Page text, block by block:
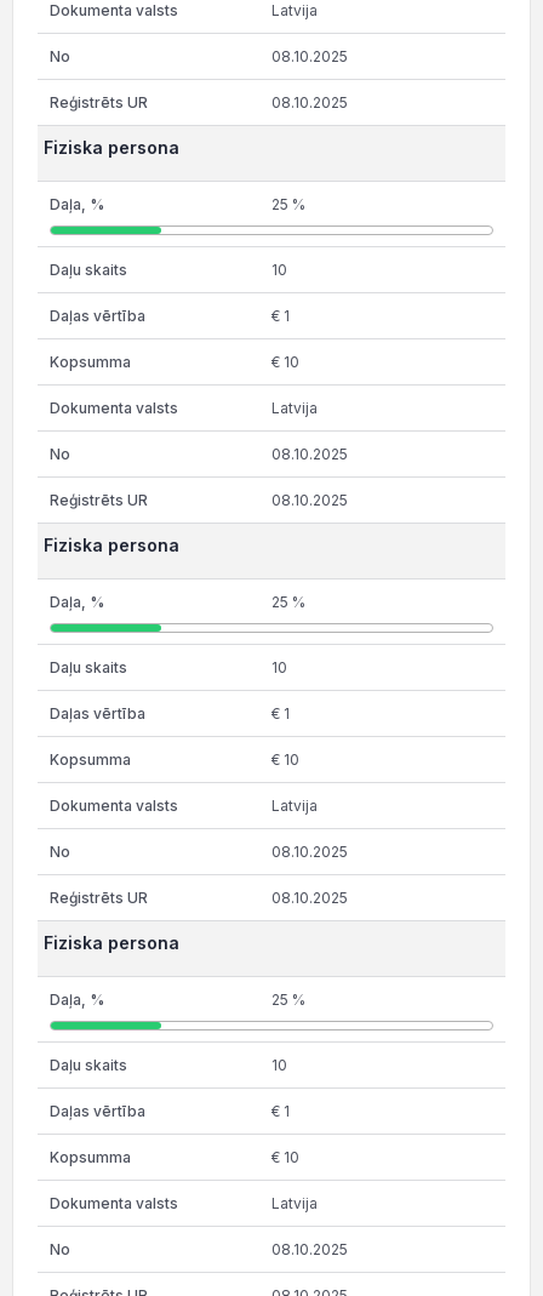
Latvija
08.10.2025
08.10.2025
Fiziska persona
25 %
10
€ 1
€ 10
Latvija
08.10.2025
08.10.2025
Fiziska persona
25 %
10
€ 1
€ 10
Latvija
08.10.2025
08.10.2025
Fiziska persona
25 %
10
€ 1
€ 10
Latvija
08.10.2025